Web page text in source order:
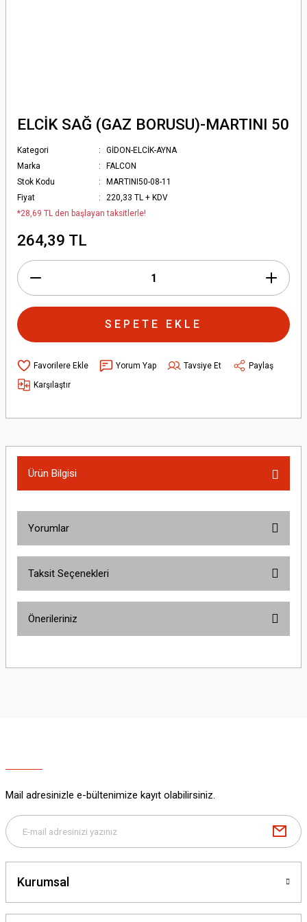
ELCİK SAĞ (GAZ BORUSU)-MARTINI 50
Kategori
GİDON-ELCİK-AYNA
Marka
FALCON
Stok Kodu
MARTINI50-08-11
Fiyat
220,33 TL + KDV
*28,69 TL den başlayan taksitlerle!
264,39 TL
SEPETE EKLE
Yorum Yap Tavsiye Et
Paylaş
Karşılaştır
Ürün Bilgisi
Yorumlar
Taksit Seçenekleri
Önerileriniz
yetersiz gördüğünüz noktaları öneri formunu kullanarak tarafımıza
Bu ürüne benzer farklı alternatifler olmalı.
Mail adresinizle e-bültenimize kayıt olabilirsiniz.
Kurumsal